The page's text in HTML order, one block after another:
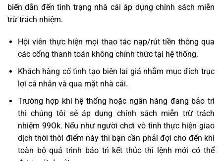
biến dẫn đến tình trạng nhà cái áp dụng chính sách miễn
trừ trách nhiệm.
Hội viên thực hiện mọi thao tác nạp/rút tiền thông qua
các cổng thanh toán không chính thức tại hệ thống.
Khách hàng cố tình tạo biên lai giả nhằm mục đích trục
lợi cá nhân và qua mặt nhà cái.
Trường hợp khi hệ thống hoặc ngân hàng đang bảo trì
thì chúng tôi sẽ áp dụng chính sách miễn trừ trách
nhiệm 99Ok. Nếu như người chơi vô tình thực hiện giao
dịch thời thời điểm này thì bạn cần phải đợi cho đến khi
toàn bộ quá trình bảo trì kết thúc thì lệnh mới có thể